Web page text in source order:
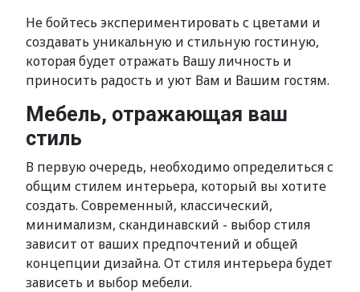
Не бойтесь экспериментировать с цветами и
создавать уникальную и стильную гостиную,
которая будет отражать Вашу личность и
приносить радость и уют Вам и Вашим гостям.
Мебель, отражающая ваш
стиль
В первую очередь, необходимо определиться с
общим стилем интерьера, который вы хотите
создать. Современный, классический,
минимализм, скандинавский - выбор стиля
зависит от ваших предпочтений и общей
концепции дизайна. От стиля интерьера будет
зависеть и выбор мебели.